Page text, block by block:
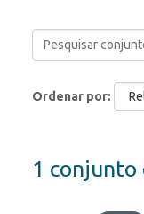
Ordenar por
1 conjunto